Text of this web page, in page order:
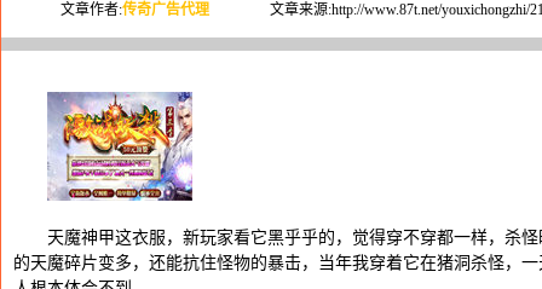
文章作者:传奇广告代理 文章来源:http://www.87t.net/youxichongzhi/
天魔神甲这衣服，新玩家看它黑乎乎的，觉得穿不穿都一样，杀怪
的天魔碎片变多，还能抗住怪物的暴击，当年我穿着它在猪洞杀怪，